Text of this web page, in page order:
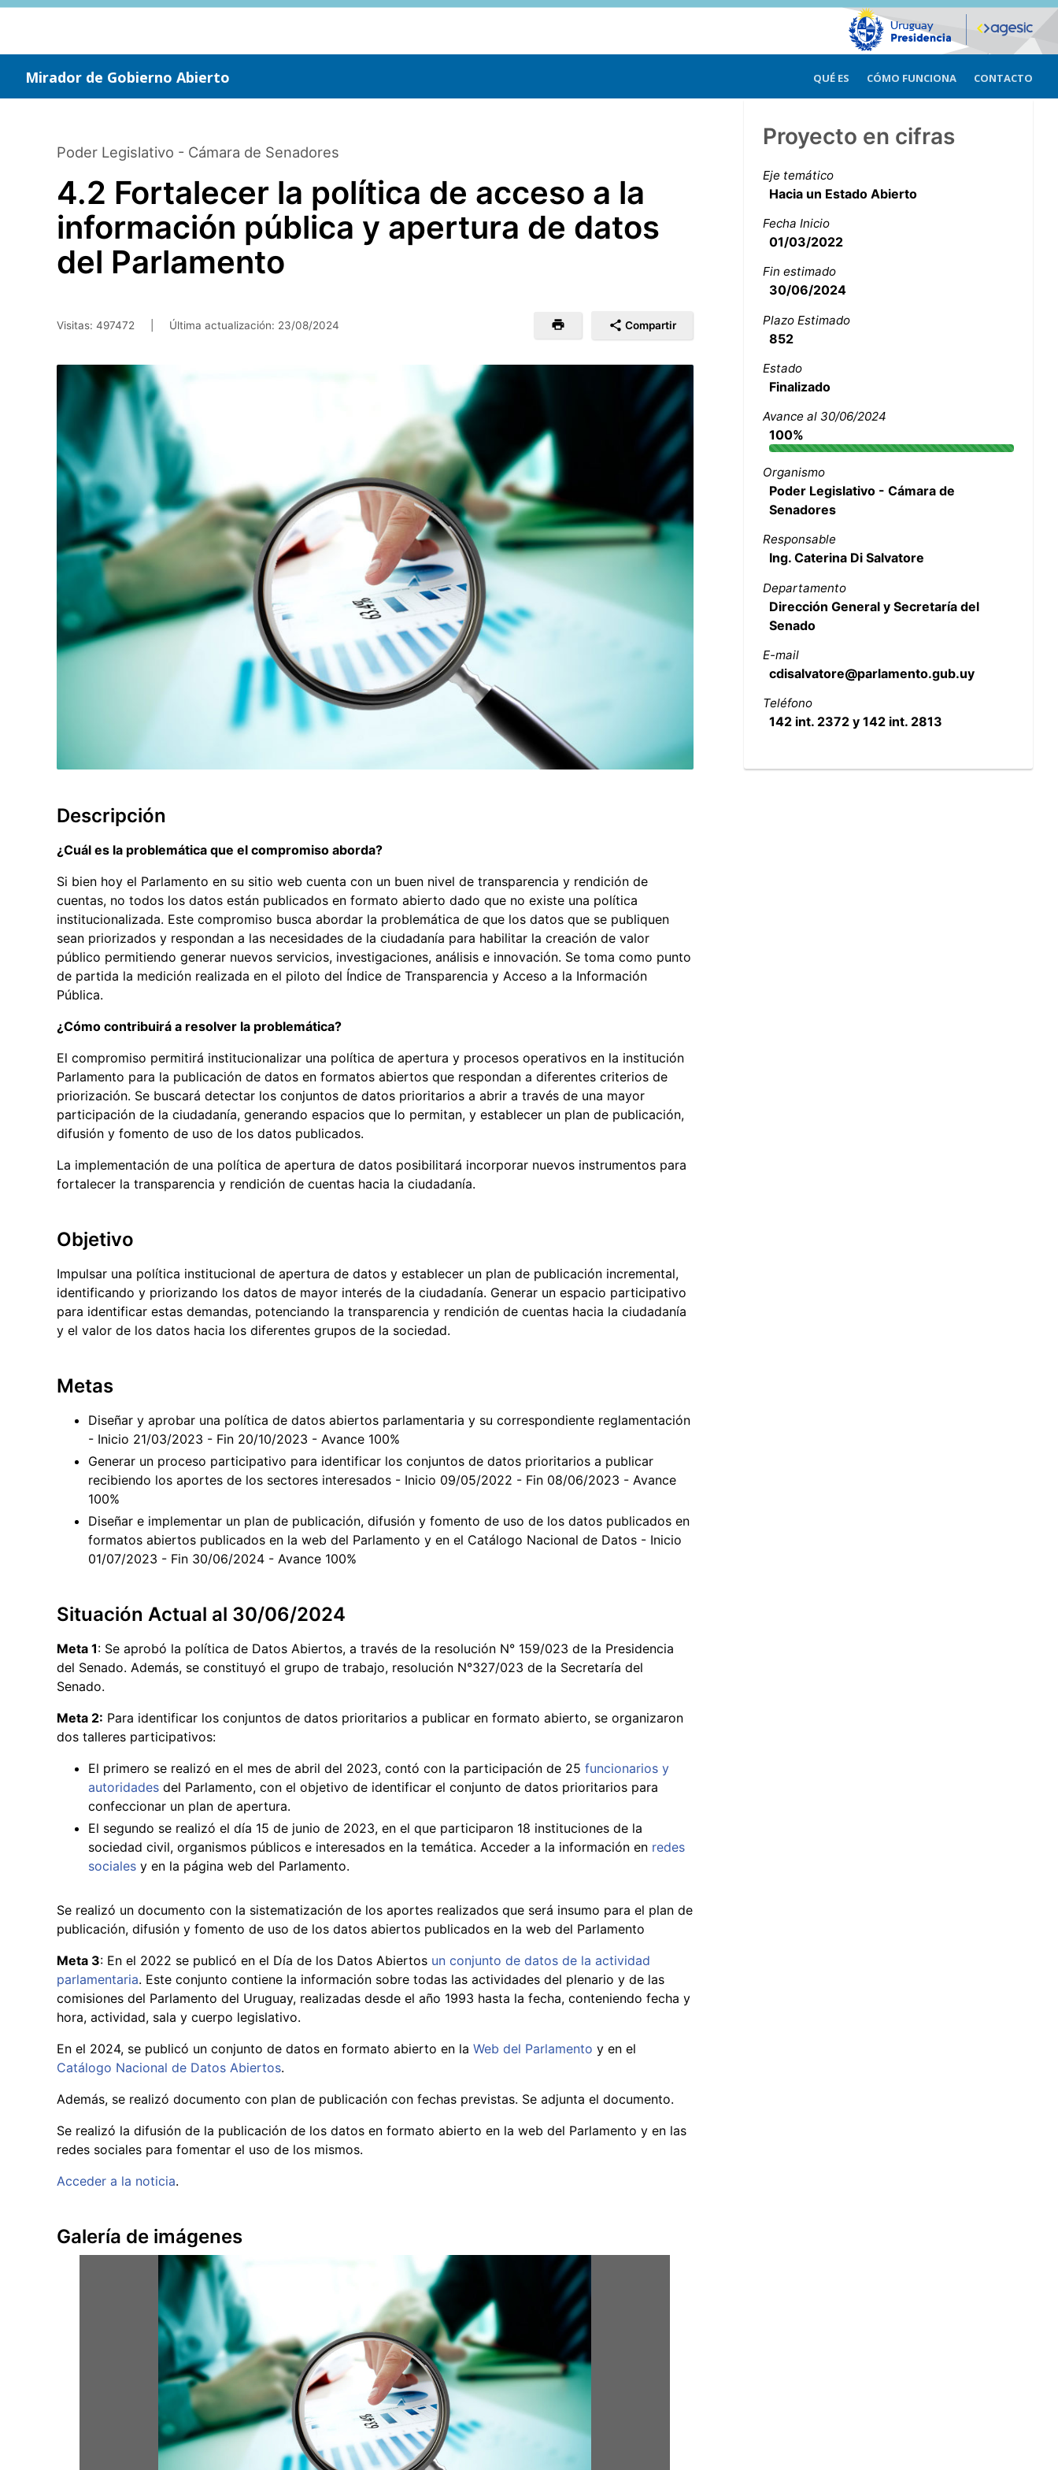
Saltar
Mirador de Gobierno Abierto QUÉ ES CÓMO FUNCIONA CONTACTO
Poder Legislativo - Cámara de Senadores
4.2 Fortalecer la política de acceso a la
información pública y apertura de datos
del Parlamento
Visitas: 497472 Última actualización: 23/08/2024 Compartir
Descripción
¿Cuál es la problemática que el compromiso aborda?
Si bien hoy el Parlamento en su sitio web cuenta con un buen nivel de transparencia y rendición de
cuentas, no todos los datos están publicados en formato abierto dado que no existe una política
institucionalizada. Este compromiso busca abordar la problemática de que los datos que se publiquen
sean priorizados y respondan a las necesidades de la ciudadanía para habilitar la creación de valor
público permitiendo generar nuevos servicios, investigaciones, análisis e innovación. Se toma como punto
de partida la medición realizada en el piloto del Índice de Transparencia y Acceso a la Información
Pública.
¿Cómo contribuirá a resolver la problemática?
El compromiso permitirá institucionalizar una política de apertura y procesos operativos en la institución
Parlamento para la publicación de datos en formatos abiertos que respondan a diferentes criterios de
priorización. Se buscará detectar los conjuntos de datos prioritarios a abrir a través de una mayor
participación de la ciudadanía, generando espacios que lo permitan, y establecer un plan de publicación,
difusión y fomento de uso de los datos publicados.
La implementación de una política de apertura de datos posibilitará incorporar nuevos instrumentos para
fortalecer la transparencia y rendición de cuentas hacia la ciudadanía.
Objetivo
Impulsar una política institucional de apertura de datos y establecer un plan de publicación incremental,
identificando y priorizando los datos de mayor interés de la ciudadanía. Generar un espacio participativo
para identificar estas demandas, potenciando la transparencia y rendición de cuentas hacia la ciudadanía
y el valor de los datos hacia los diferentes grupos de la sociedad.
Metas
Diseñar y aprobar una política de datos abiertos parlamentaria y su correspondiente reglamentación
- Inicio 21/03/2023 - Fin 20/10/2023 - Avance 100%
Generar un proceso participativo para identificar los conjuntos de datos prioritarios a publicar
recibiendo los aportes de los sectores interesados - Inicio 09/05/2022 - Fin 08/06/2023 - Avance
100%
Diseñar e implementar un plan de publicación, difusión y fomento de uso de los datos publicados en
formatos abiertos publicados en la web del Parlamento y en el Catálogo Nacional de Datos - Inicio
01/07/2023 - Fin 30/06/2024 - Avance 100%
Situación Actual al 30/06/2024
Meta 1: Se aprobó la política de Datos Abiertos, a través de la resolución N° 159/023 de la Presidencia
del Senado. Además, se constituyó el grupo de trabajo, resolución N°327/023 de la Secretaría del
Senado.
Meta 2: Para identificar los conjuntos de datos prioritarios a publicar en formato abierto, se organizaron
dos talleres participativos:
El primero se realizó en el mes de abril del 2023, contó con la participación de 25 funcionarios y
autoridades del Parlamento, con el objetivo de identificar el conjunto de datos prioritarios para
confeccionar un plan de apertura.
El segundo se realizó el día 15 de junio de 2023, en el que participaron 18 instituciones de la
sociedad civil, organismos públicos e interesados en la temática. Acceder a la información en redes
sociales y en la página web del Parlamento.
Se realizó un documento con la sistematización de los aportes realizados que será insumo para el plan de
publicación, difusión y fomento de uso de los datos abiertos publicados en la web del Parlamento
Meta 3: En el 2022 se publicó en el Día de los Datos Abiertos un conjunto de datos de la actividad
parlamentaria. Este conjunto contiene la información sobre todas las actividades del plenario y de las
comisiones del Parlamento del Uruguay, realizadas desde el año 1993 hasta la fecha, conteniendo fecha y
hora, actividad, sala y cuerpo legislativo.
En el 2024, se publicó un conjunto de datos en formato abierto en la Web del Parlamento y en el
Catálogo Nacional de Datos Abiertos.
Además, se realizó documento con plan de publicación con fechas previstas. Se adjunta el documento.
Se realizó la difusión de la publicación de los datos en formato abierto en la web del Parlamento y en las
redes sociales para fomentar el uso de los mismos.
Acceder a la noticia.
Galería de imágenes
Proyecto en cifras
Eje temático
Hacia un Estado Abierto
Fecha Inicio
01/03/2022
Fin estimado
30/06/2024
Plazo Estimado
852
Estado
Finalizado
Avance al 30/06/2024
100%
Organismo
Poder Legislativo - Cámara de
Senadores
Responsable
Ing. Caterina Di Salvatore
Departamento
Dirección General y Secretaría del
Senado
E-mail
cdisalvatore@parlamento.gub.uy
Teléfono
142 int. 2372 y 142 int. 2813